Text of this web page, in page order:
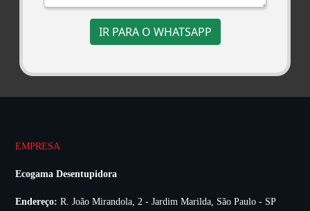
IR PARA O WHATSAPP
EMPRESA
Ecogama Desentupidora
Endereço: R. João Mirandola, 2 - Jardim Marilda, São Paulo - SP